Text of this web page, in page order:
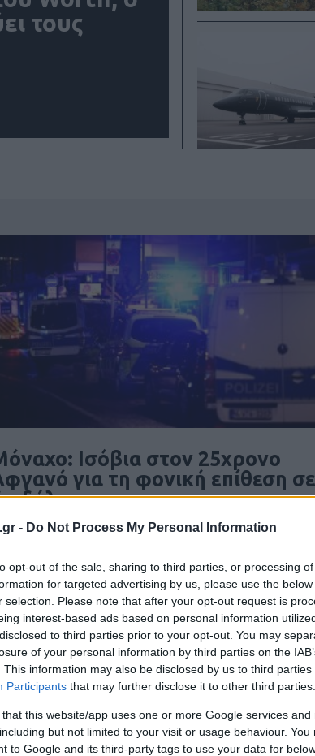
- Do Not Process My Personal Information
opt-out of the sale, sharing to third parties, or processing
for targeted advertising by us, please use the
selection. Please note that after your opt-out request is
interest-based ads based on personal information
to third parties prior to your opt-out. You may
of your personal information by third parties on the
This information may also be disclosed by us to third parties
Participants that may further disclose it to other third parties.
this website/app uses one or more Google services
but not limited to your visit or usage behaviour.
to Google and its third-party tags to use your data for
τους
Ισόβια στον 25χρονο
για τη φονική επίθεση σε